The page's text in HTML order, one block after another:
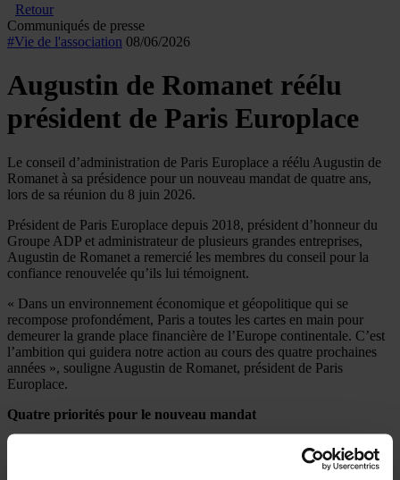
Retour
Communiqués de presse
#Vie de l'association 08/06/2026
Augustin de Romanet réélu
président de Paris Europlace
Le conseil d’administration de Paris Europlace a réélu Augustin de
Romanet à sa présidence pour un nouveau mandat de quatre ans,
lors de sa réunion du 8 juin 2026.
Président de Paris Europlace depuis 2018, président d’honneur du
Groupe ADP et administrateur de plusieurs grandes entreprises,
Augustin de Romanet a remercié les membres du conseil pour la
confiance renouvelée qu’ils lui témoignent.
« Dans un environnement économique et géopolitique qui se
recompose profondément, Paris a toutes les cartes en main pour
demeurer la grande place financière de l’Europe continentale. C’est
l’ambition qui guidera notre action au cours des quatre prochaines
années », souligne Augustin de Romanet, président de Paris
Europlace.
Quatre priorités pour le nouveau mandat
Le président a réaffirmé les axes stratégiques qui structureront